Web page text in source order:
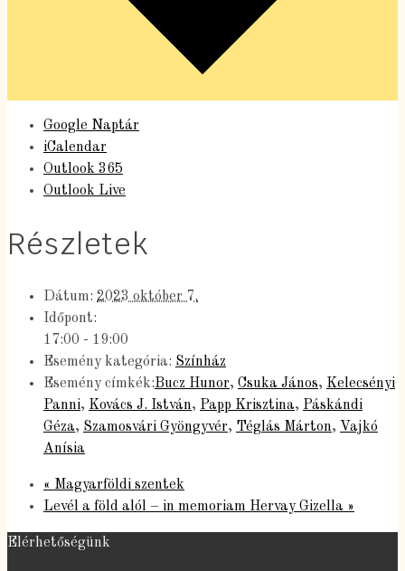
Google Naptár
iCalendar
Outlook 365
Outlook Live
Részletek
Dátum: 2023 október 7.
Időpont:
17:00 - 19:00
Esemény kategória: Színház
Esemény címkék:Bucz Hunor, Csuka János, Kelecsényi
Panni, Kovács J. István, Papp Krisztina, Páskándi
Géza, Szamosvári Gyöngyvér, Téglás Márton, Vajkó
Anísia
« Magyarföldi szentek
Levél a föld alól – in memoriam Hervay Gizella »
Elérhetőségünk